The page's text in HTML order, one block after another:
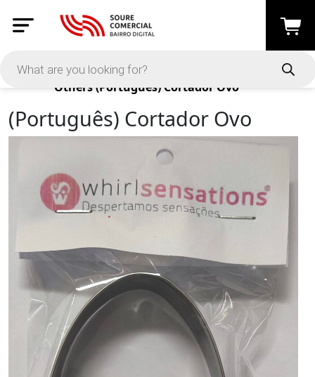
Products
Others(Português) Cortador Ovo
(Português) Cortador Ovo